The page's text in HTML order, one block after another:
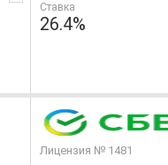
Ставка
26.4%
Лицензия № 1481